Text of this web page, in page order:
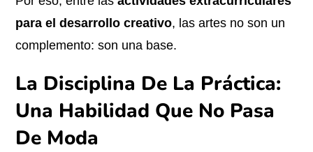
para el desarrollo creativo, las artes no son un
complemento: son una base.
La Disciplina De La Práctica:
Una Habilidad Que No Pasa
De Moda